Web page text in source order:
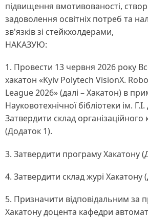
підвищення вмотивованості,
задоволення освітніх потреб та
зв'язків зі стейкхолдерами,
НАКАЗУЮ:
1. Провести 13 червня 2026 року
хакатон «Kyiv Polytech VisionX.
League 2026» (далі – Хакатон) в
Науковотехнічної бібліотеки ім.
Затвердити склад організаційного
(Додаток 1).
3. Затвердити програму Хакатону
4. Затвердити склад журі Хакатону
5. Призначити відповідальним за
Хакатону доцента кафедри